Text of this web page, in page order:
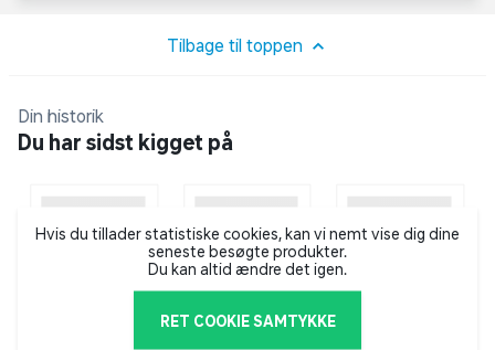
til at tegne og skrive med i skolen og derhjemme.
mere.
Tilbage til toppen
Din historik
Du har sidst kigget på
Hvis du tillader statistiske cookies, kan vi nemt vise dig dine
seneste besøgte produkter.
Du kan altid ændre det igen.
RET COOKIE SAMTYKKE